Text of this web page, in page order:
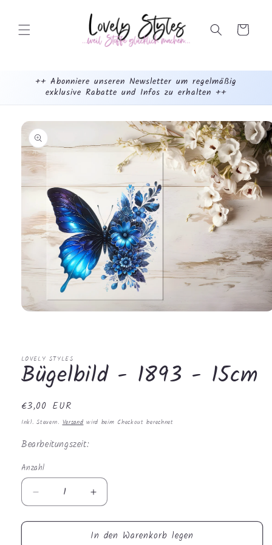
Inhalt Warenkorb
++ Abonniere unseren Newsletter um regelmäßig
exklusive Rabatte und Infos zu erhalten ++
mehr
dazu...
LOVELY STYLES
Bügelbild - 1893 - 15cm
Normaler
Preis
€3,00 EUR
Inkl. Steuern.Versandwird beim Checkout berechnet
Bearbeitungszeit:
Anzahl
Anzahl
Verringere
die
Menge
Erhöhe
die
Menge
für
In den Warenkorb legen